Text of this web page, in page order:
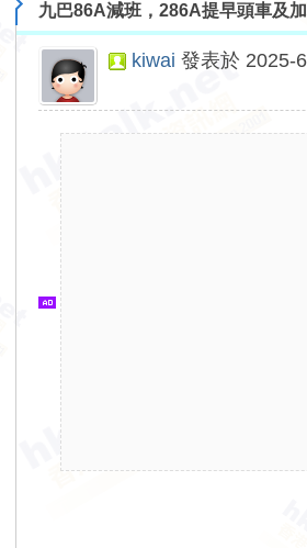
lk.
九巴86A減班，286A提早頭車及
kiwai 發表於 2025-